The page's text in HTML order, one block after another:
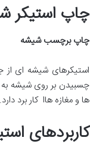
چاپ استیکر
چاپ برچسب شیشه
استیکرهای شیشه ای از
چسبیدن بر روی شیشه به
ها و مغازه هاا کار برد
کاربردهای